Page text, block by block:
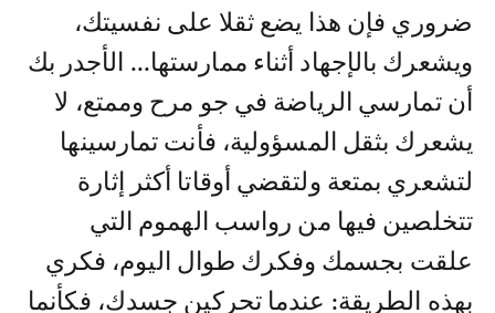
ضروري فإن هذا يضع ثقلا على نفسيتك،
ويشعرك بالإجهاد أثناء ممارستها... الأجدر بك
أن تمارسي الرياضة في جو مرح وممتع، لا
يشعرك بثقل المسؤولية، فأنت تمارسينها
لتشعري بمتعة ولتقضي أوقاتا أكثر إثارة
تتخلصين فيها من رواسب الهموم التي
علقت بجسمك وفكرك طوال اليوم، فكري
بهذه الطريقة: عندما تحركين جسدك، فكأنما